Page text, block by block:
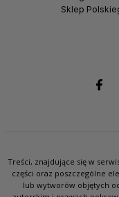
Sklep
Treści, znajdujące się w
części oraz poszczególne
lub wytworów objętych